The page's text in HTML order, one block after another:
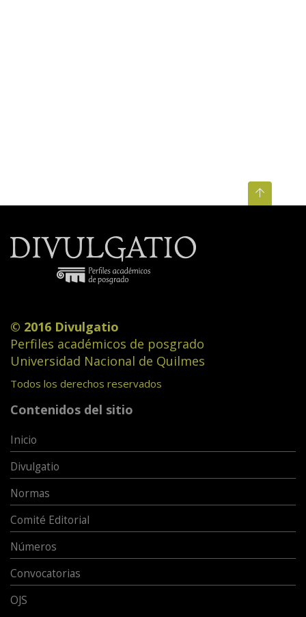
© 2016 Divulgatio
Perfiles académicos de posgrado
Universidad Nacional de Quilmes
Todos los derechos reservados
Contenidos del sitio
Inicio
Divulgatio
Normas
Comité Editorial
Números
Convocatorias
OJS